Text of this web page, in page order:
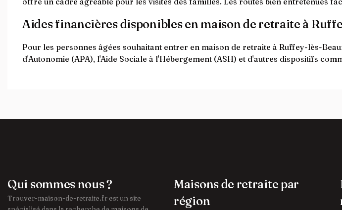
Aides financières disponibles en maison de retraite à
Pour les personnes âgées souhaitant entrer en maison de retraite à Ruffey-lès-
d'Autonomie (APA), l'Aide Sociale à l'Hébergement (ASH) et d'autres dispositifs
Qui sommes nous ?
Trouver-maison-de-retraite.fr est un site
Maisons de retraite par
région